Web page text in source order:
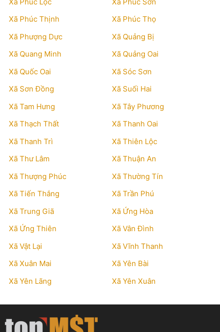
Xã Phúc Thịnh
Xã Phúc Thọ
Xã Phượng Dực
Xã Quảng Bị
Xã Quang Minh
Xã Quảng Oai
Xã Quốc Oai
Xã Sóc Sơn
Xã Sơn Đồng
Xã Suối Hai
Xã Tam Hưng
Xã Tây Phương
Xã Thạch Thất
Xã Thanh Oai
Xã Thanh Trì
Xã Thiên Lộc
Xã Thư Lâm
Xã Thuận An
Xã Thượng Phúc
Xã Thường Tín
Xã Tiến Thắng
Xã Trần Phú
Xã Trung Giã
Xã Ứng Hòa
Xã Ứng Thiên
Xã Vân Đình
Xã Vật Lại
Xã Vĩnh Thanh
Xã Xuân Mai
Xã Yên Bài
Xã Yên Lãng
Xã Yên Xuân